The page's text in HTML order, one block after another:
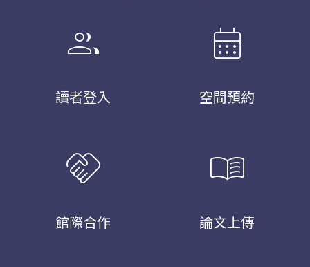
group
讀者登入
calendar_month
空間預約
handshake
館際合作
menu_book
論文上傳